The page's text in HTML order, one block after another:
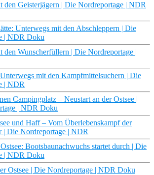
den Geisterjägern | Die Nordreportage | NDR
Unterwegs mit den Abschleppern | Die
| NDR Doku
den Wunscherfüllern | Die Nordreportage |
mit den Kampfmittelsuchern | Die
| NDR
Campingplatz – Neustart an der Ostsee |
| NDR Doku
und Haff – Vom Überlebenskampf der
| Die Nordreportage | NDR
Bootsbaunachwuchs startet durch | Die
| NDR Doku
Ostsee | Die Nordreportage | NDR Doku